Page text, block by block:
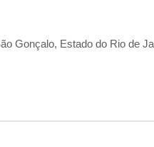
Gonçalo, Estado do Rio de